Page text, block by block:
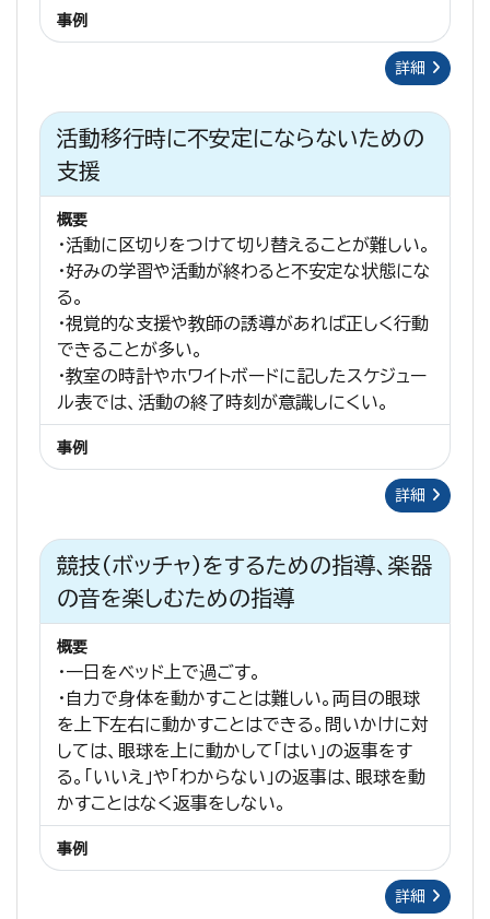
事例
詳細
活動移行時に不安定にならないための
支援
概要
・活動に区切りをつけて切り替えることが難しい。
・好みの学習や活動が終わると不安定な状態にな
る。
・視覚的な支援や教師の誘導があれば正しく行動
できることが多い。
・教室の時計やホワイトボードに記したスケジュー
ル表では、活動の終了時刻が意識しにくい。
事例
詳細
競技（ボッチャ）をするための指導、楽器
の音を楽しむための指導
概要
・一日をベッド上で過ごす。
・自力で身体を動かすことは難しい。両目の眼球
を上下左右に動かすことはできる。問いかけに対
しては、眼球を上に動かして「はい」の返事をす
る。「いいえ」や「わからない」の返事は、眼球を動
かすことはなく返事をしない。
事例
詳細